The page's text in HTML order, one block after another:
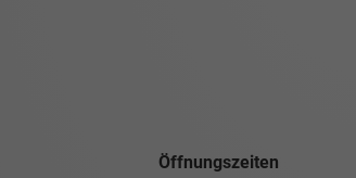
Öffnungszeiten